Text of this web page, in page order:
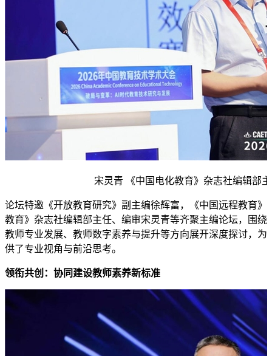
宋灵青 《中国电化教育》杂志社编辑部
论坛特邀《开放教育研究》副主编徐辉富，《中国远程教育》
教育》杂志社编辑部主任、编审宋灵青等齐聚主编论坛，围绕
教师专业发展、教师数字素养与提升等方向展开深度探讨，为
供了专业视角与前沿思考。
领衔共创：协同建设教师素养新标准